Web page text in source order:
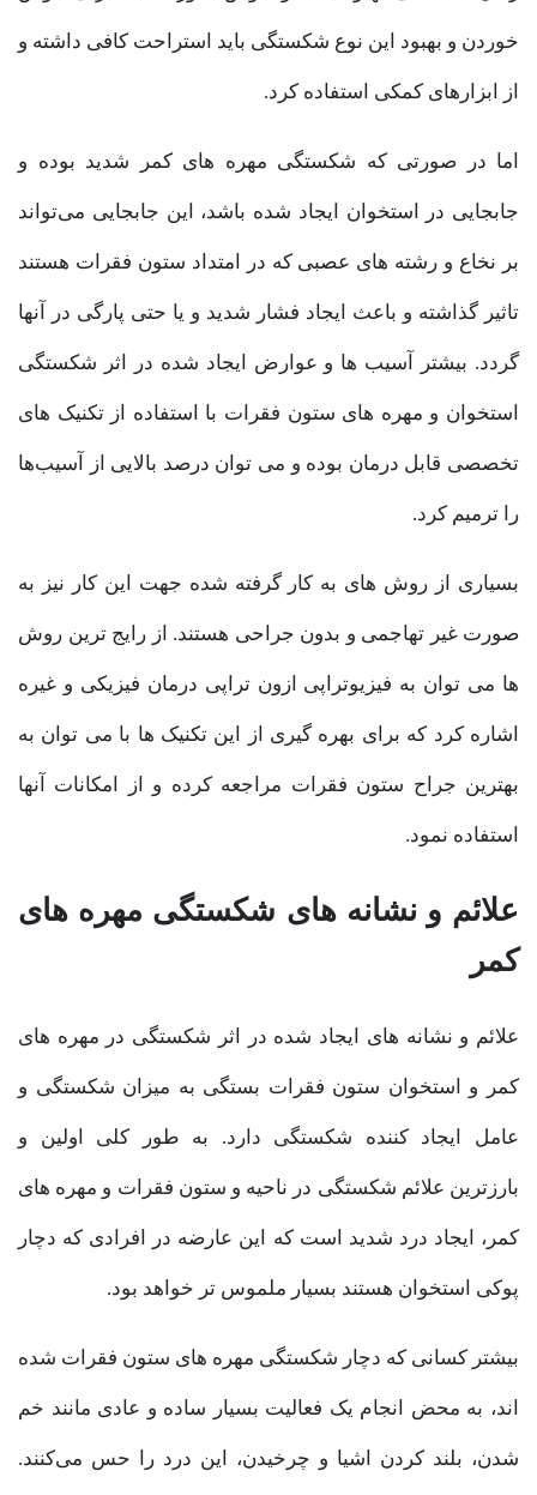
خوردن و بهبود این نوع شکستگی باید استراحت کافی داشته و
از ابزارهای کمکی استفاده کرد.
اما در صورتی که شکستگی مهره های کمر شدید بوده و
جابجایی در استخوان ایجاد شده باشد، این جابجایی می‌تواند
بر نخاع و رشته های عصبی که در امتداد ستون فقرات هستند
تاثیر گذاشته و باعث ایجاد فشار شدید و یا حتی پارگی در آنها
گردد. بیشتر آسیب ها و عوارض ایجاد شده در اثر شکستگی
استخوان و مهره های ستون فقرات با استفاده از تکنیک های
تخصصی قابل درمان بوده و می توان درصد بالایی از آسیب‌ها
را ترمیم کرد.
بسیاری از روش های به کار گرفته شده جهت این کار نیز به
صورت غیر تهاجمی و بدون جراحی هستند. از رایج ترین روش
ها می توان به فیزیوتراپی ازون تراپی درمان فیزیکی و غیره
اشاره کرد که برای بهره گیری از این تکنیک ها با می توان به
بهترین جراح ستون فقرات مراجعه کرده و از امکانات آنها
استفاده نمود.
علائم و نشانه های شکستگی مهره های
کمر
علائم و نشانه های ایجاد شده در اثر شکستگی در مهره های
کمر و استخوان ستون فقرات بستگی به میزان شکستگی و
عامل ایجاد کننده شکستگی دارد. به طور کلی اولین و
بارزترین علائم شکستگی در ناحیه و ستون فقرات و مهره های
کمر، ایجاد درد شدید است که این عارضه در افرادی که دچار
پوکی استخوان هستند بسیار ملموس تر خواهد بود.
بیشتر کسانی که دچار شکستگی مهره های ستون فقرات شده
اند، به محض انجام یک فعالیت بسیار ساده و عادی مانند خم
شدن، بلند کردن اشیا و چرخیدن، این درد را حس می‌کنند.